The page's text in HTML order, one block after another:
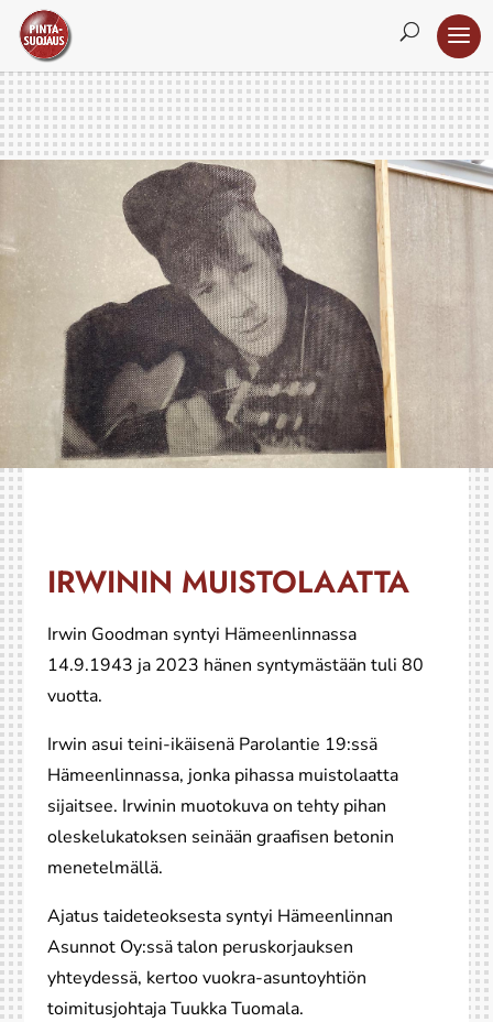
IRWININ MUISTOLAATTA
Irwin Goodman syntyi Hämeenlinnassa
14.9.1943 ja 2023 hänen syntymästään tuli 80
vuotta.
Irwin asui teini-ikäisenä Parolantie 19:ssä
Hämeenlinnassa, jonka pihassa muistolaatta
sijaitsee. Irwinin muotokuva on tehty pihan
oleskelukatoksen seinään graafisen betonin
menetelmällä.
Ajatus taideteoksesta syntyi Hämeenlinnan
Asunnot Oy:ssä talon peruskorjauksen
yhteydessä, kertoo vuokra-asuntoyhtiön
toimitusjohtaja Tuukka Tuomala.